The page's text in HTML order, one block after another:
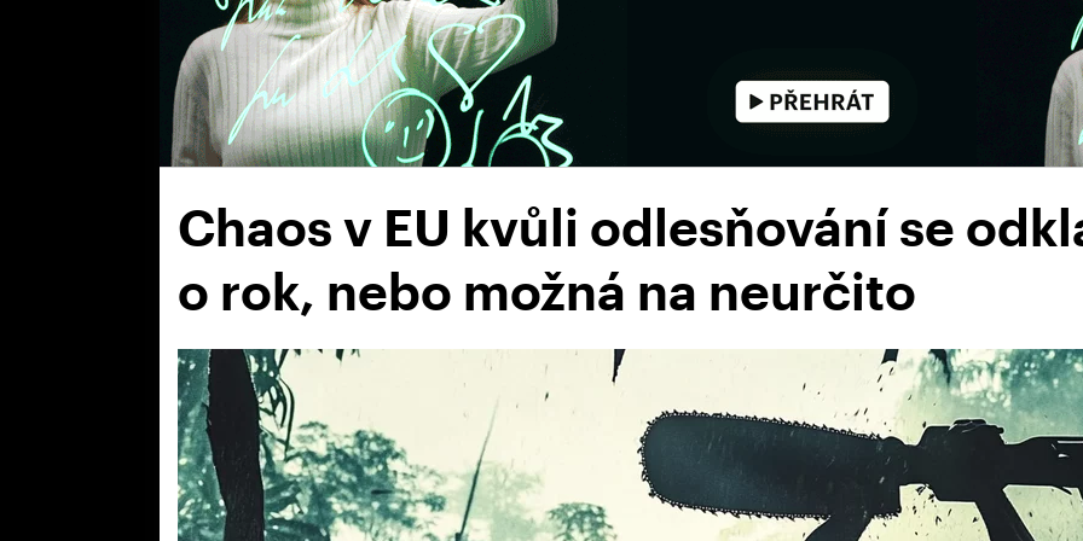
Chaos v EU kvůli odlesňování se
o rok, nebo možná na neurčito